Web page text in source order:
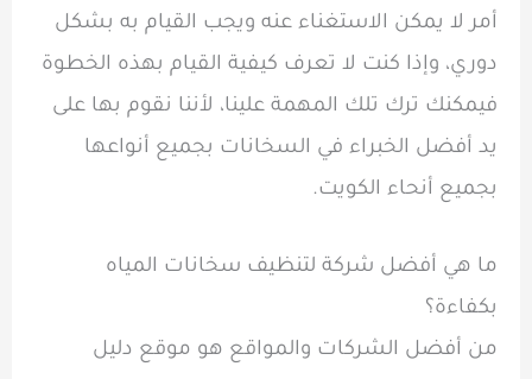
أمر لا يمكن الاستغناء عنه ويجب القيام به بشكل
دوري، وإذا كنت لا تعرف كيفية القيام بهذه الخطوة
فيمكنك ترك تلك المهمة علينا، لأننا نقوم بها على
يد أفضل الخبراء في السخانات بجميع أنواعها
بجميع أنحاء الكويت.
ما هي أفضل شركة لتنظيف سخانات المياه
بكفاءة؟
من أفضل الشركات والمواقع هو موقع دليل